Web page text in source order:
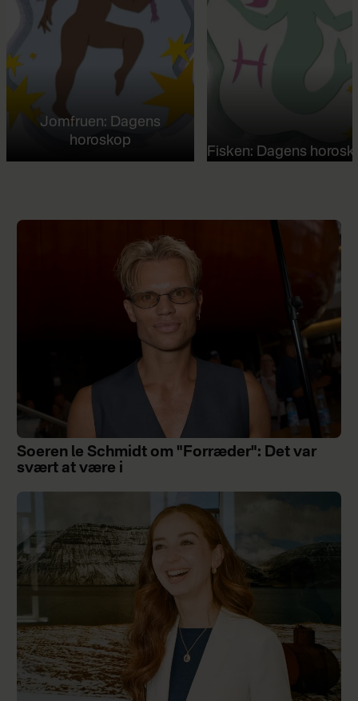
Jomfruen: Dagens
horoskop
Fisken: Dagens
Soeren le Schmidt om "Forræder": Det var
svært at være i